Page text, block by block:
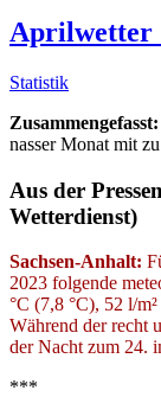
Aprilwetter
Statistik
nasser Monat mit
Aus der
Wetterdienst)
Sachsen-Anhalt:
2023 folgende
°C (7,8 °C), 52 l/
Während der recht
der Nacht zum 24.
***